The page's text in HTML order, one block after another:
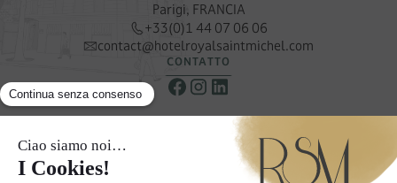
Parigi, FRANCIA
+33(0)1 44 07 06 06
contact@hotelroyalsaintmichel.com
CONTATTO
NEWSLETTER
Ricevere le nostre offerte e promozioni speciali
ISCRIVITI ALLA NOSTRA NEWSLETTER